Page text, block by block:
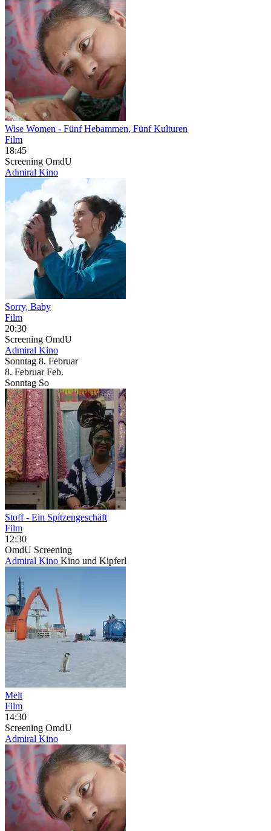
Wise Women - Fünf Hebammen, Fünf Kulturen
Film
18:45
Screening OmdU
Admiral Kino
Sorry, Baby
Film
20:30
Screening OmdU
Admiral Kino
Sonntag 8. Februar
8. Februar Feb.
Sonntag So
Stoff - Ein Spitzengeschäft
Film
12:30
OmdU Screening
Admiral Kino Kino und Kipferl
Melt
Film
14:30
Screening OmdU
Admiral Kino